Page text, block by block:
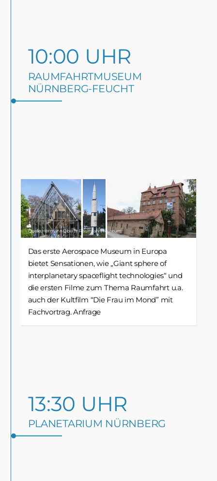
10:00 UHR
RAUMFAHRTMUSEUM
NÜRNBERG-FEUCHT
Quelle: Hermann Oberth Raumfahrt Museum
Das erste Aerospace Museum in Europa
bietet Sensationen, wie „Giant sphere of
interplanetary spaceflight technologies“ und
die ersten Filme zum Thema Raumfahrt u.a.
auch der Kultfilm “Die Frau im Mond” mit
Fachvortrag. Anfrage
13:30 UHR
PLANETARIUM NÜRNBERG